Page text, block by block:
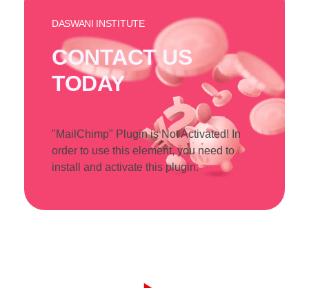
DASWANI INSTITUTE
CONTACT US
TODAY
"MailChimp" Plugin is Not Activated! In
order to use this element, you need to
install and activate this plugin.